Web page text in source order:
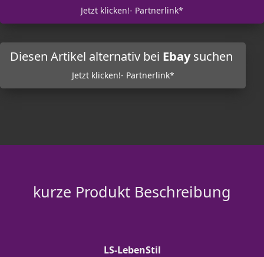
Jetzt klicken!- Partnerlink*
Diesen Artikel alternativ bei Ebaysuchen
Jetzt klicken!- Partnerlink*
kurze Produkt Beschreibung
LS-LebenStil